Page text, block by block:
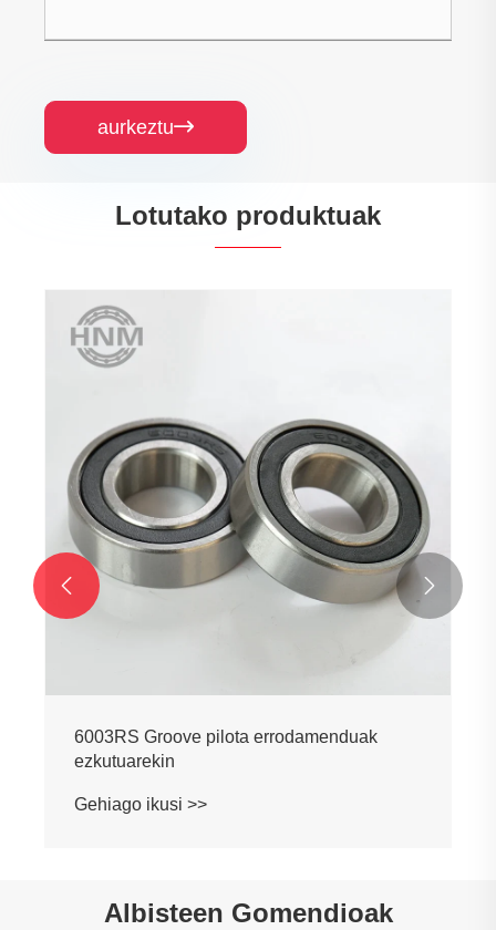
aurkeztu
Lotutako produktuak
6003RS Groove pilota errodamenduak
ezkutuarekin
Gehiago ikusi >>
 
Albisteen Gomendioak